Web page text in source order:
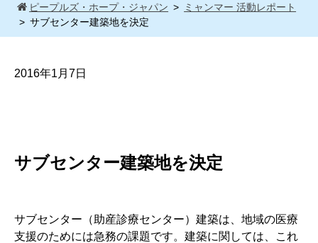
ピープルズ・ホープ・ジャパン
ミャンマー 活動レポート
サブセンター建築地を決定
2016年1月7日
サブセンター建築地を決定
サブセンター（助産診療センター）建築は、地域の医療
支援のためには急務の課題です。建築に関しては、これ